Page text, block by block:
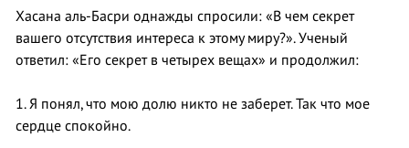
Хасана аль-Басри однажды спросили: «В чем секрет
вашего отсутствия интереса к этому миру?». Ученый
ответил: «Его секрет в четырех вещах» и продолжил:
1. Я понял, что мою долю никто не заберет. Так что мое
сердце спокойно.